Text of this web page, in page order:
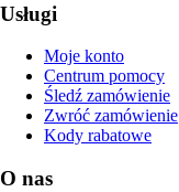
Usługi
Moje konto
Centrum pomocy
Śledź zamówienie
Zwróć zamówienie
Kody rabatowe
O nas